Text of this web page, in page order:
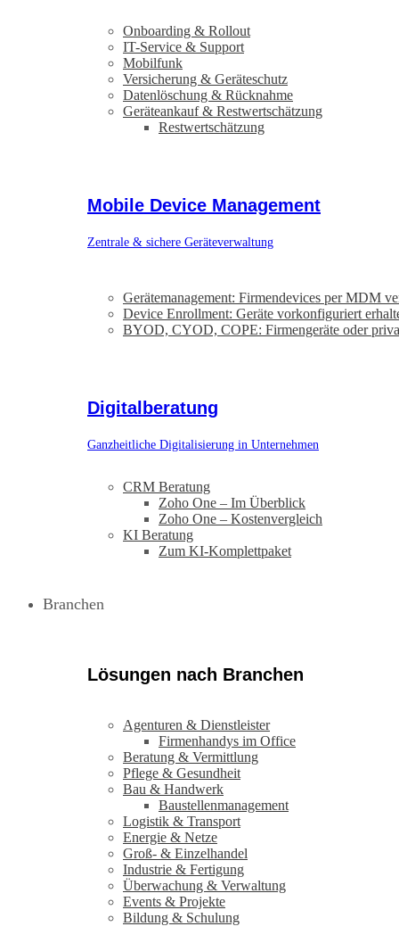
Onboarding & Rollout
IT-Service & Support
Mobilfunk
Versicherung & Geräteschutz
Datenlöschung & Rücknahme
Geräteankauf & Restwertschätzung
Restwertschätzung
Mobile Device Management
Zentrale & sichere Geräteverwaltung
Gerätemanagement: Firmendevices per MDM
Device Enrollment: Geräte vorkonfiguriert
BYOD, CYOD, COPE: Firmengeräte oder
Digitalberatung
Ganzheitliche Digitalisierung in Unternehmen
CRM Beratung
Zoho One – Im Überblick
Zoho One – Kostenvergleich
KI Beratung
Zum KI-Komplettpaket
Branchen
Lösungen nach Branchen
Agenturen & Dienstleister
Firmenhandys im Office
Beratung & Vermittlung
Pflege & Gesundheit
Bau & Handwerk
Baustellenmanagement
Logistik & Transport
Energie & Netze
Groß- & Einzelhandel
Industrie & Fertigung
Überwachung & Verwaltung
Events & Projekte
Bildung & Schulung